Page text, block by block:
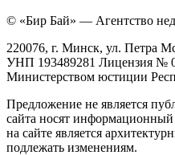
© «Бир Бай» — Агентство
220076, г. Минск, ул. Петра
УНП 193489281 Лицензия №
Министерством юстиции
Предложение не является
сайта носят
на сайте является
подлежать изменениям.